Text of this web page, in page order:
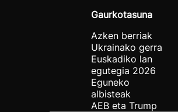
Gaurkotasuna
Azken berriak
Ukrainako gerra
Euskadiko lan
egutegia 2026
Eguneko
albisteak
AEB eta Trump